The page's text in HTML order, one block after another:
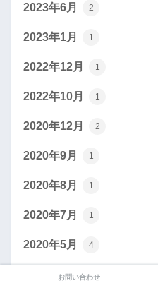
2023年6月 2
2023年1月 1
2022年12月 1
2022年10月 1
2020年12月 2
2020年9月 1
2020年8月 1
2020年7月 1
2020年5月 4
2020年4月 12
お問い合わせ